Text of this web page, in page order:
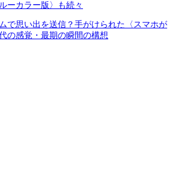
ーカラー版〉も続々
で思い出を送信？手がけられた〈スマホが
の感覚・最期の瞬間の構想